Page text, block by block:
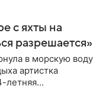
с яхты на
разрешается»
в морскую воду
артистка
летняя